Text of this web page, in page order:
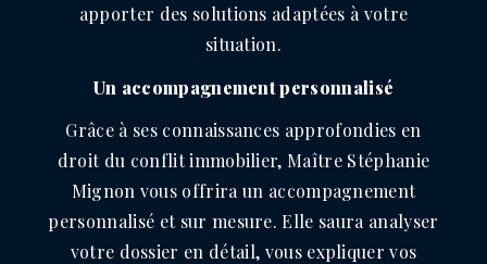
apporter des solutions adaptées à votre
situation.
Un accompagnement personnalisé
Grâce à ses connaissances approfondies en
droit du conflit immobilier, Maître Stéphanie
Mignon vous offrira un accompagnement
personnalisé et sur mesure. Elle saura analyser
votre dossier en détail, vous expliquer vos